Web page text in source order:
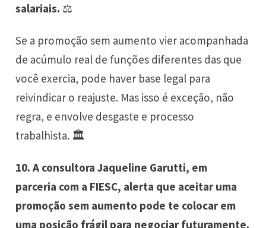
salariais. ⚖️
Se a promoção sem aumento vier acompanhada
de acúmulo real de funções diferentes das que
você exercia, pode haver base legal para
reivindicar o reajuste. Mas isso é exceção, não
regra, e envolve desgaste e processo
trabalhista. 🏛️
10. A consultora Jaqueline Garutti, em
parceria com a FIESC, alerta que aceitar uma
promoção sem aumento pode te colocar em
uma posição frágil para negociar futuramente.